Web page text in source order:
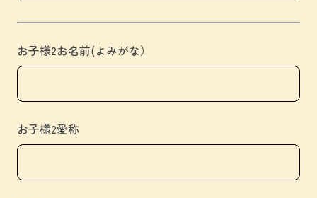
お子様2お名前(よみがな）
お子様2愛称